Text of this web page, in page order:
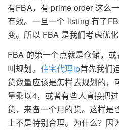
有FBA，有 prime order 这么
有效。一旦一个 listing 有了
变。所以 FBA 是我们考虑优
FBA 的第一个点就是仓储，
叫规划。 住宅代理ip首先我们
货数量应该是怎样去规划的，
量乘以4，或者有些人直接把
货，来备一个月的货。这样是
上不是特别合理。为什么？因